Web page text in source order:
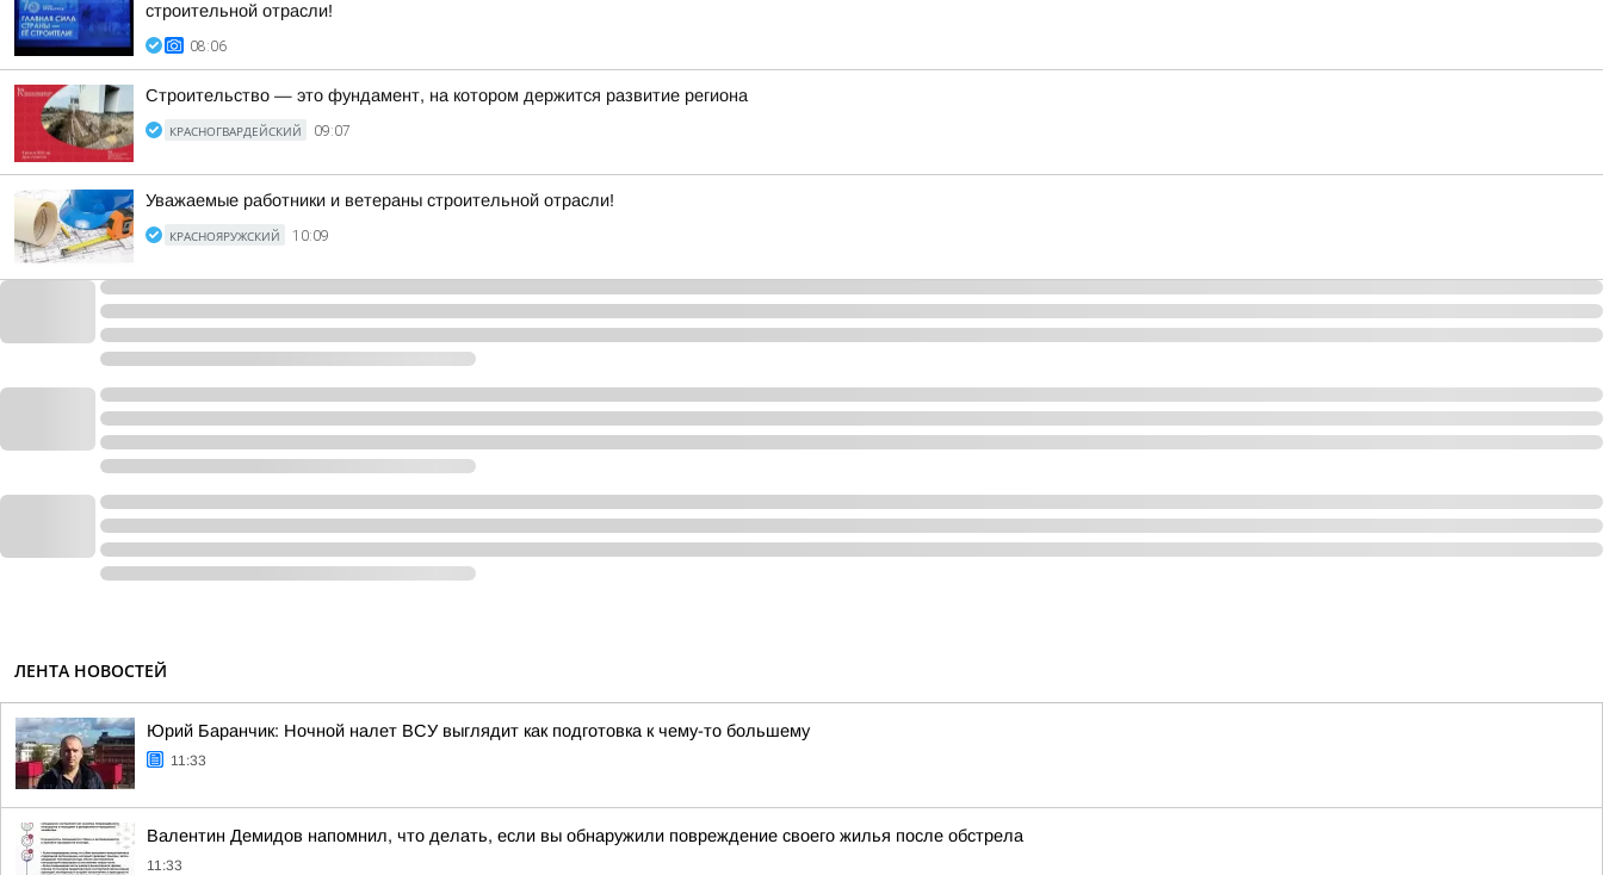
строительной отрасли!
08:06
Строительство — это фундамент, на котором держится развитие региона
КРАСНОГВАРДЕЙСКИЙ 09:07
Уважаемые работники и ветераны строительной отрасли!
КРАСНОЯРУЖСКИЙ 10:09
ЛЕНТА НОВОСТЕЙ
Юрий Баранчик: Ночной налет ВСУ выглядит как подготовка к чему-то большему
11:33
Валентин Демидов напомнил, что делать, если вы обнаружили повреждение своего жилья после обстрела
11:33